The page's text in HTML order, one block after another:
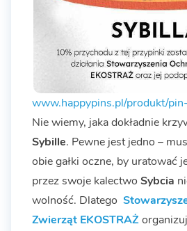
www.happypins.pl/produkt/
Nie wiemy, jaka dokładnie
Sybille. Pewne jest jedno –
obie gałki oczne, by uratować
przez swoje kalectwo Sybcia
wolność. Dlatego
Zwierząt EKOSTRAŻ